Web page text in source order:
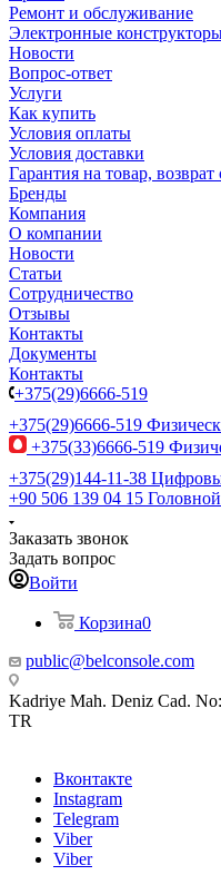
Ремонт и обслуживание
Электронные
Новости
Вопрос-ответ
Услуги
Как купить
Условия оплаты
Условия доставки
Гарантия на товар, возврат
Бренды
Компания
О компании
Новости
Статьи
Сотрудничество
Отзывы
Контакты
Документы
Контакты
+375(29)6666-519
+375(29)6666-519
+375(33)6666-519
+375(29)144-11-38
+90 506 139 04 15
Заказать звонок
Задать вопрос
Войти
Корзина0
public@belconsole.com
Kadriye Mah. Deniz Cad.
TR
Вконтакте
Instagram
Telegram
Viber
Viber